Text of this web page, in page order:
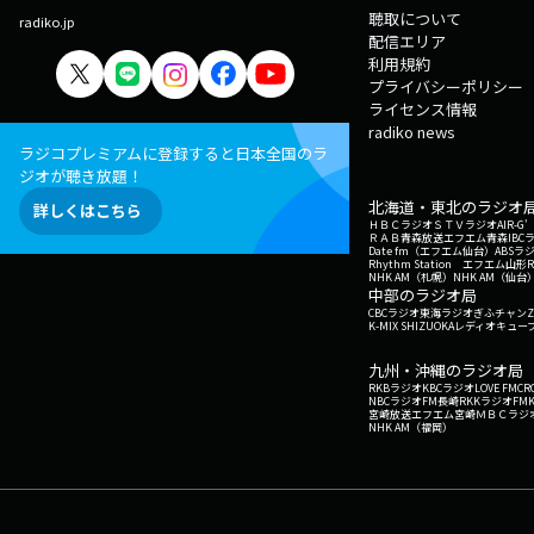
radiko.jp
ラジコプレミアムに登録すると日本全国のラ
ジオが聴き放題！
詳しくはこちら
聴取について
配信エリア
利用規約
プライバシーポリシー
ライセンス情報
radiko news
北海道・東北のラジオ
ＨＢＣラジオＳＴＶラジオAIR-G'
ＲＡＢ青森放送エフエム青森IBC
Date fm（エフエム仙台） ABSラ
Rhythm Station エフエム山形
NHK AM（札幌） NHK AM（仙台
中部のラジオ局
CBCラジオ東海ラジオぎふチャン
K-MIX SHIZUOKAレディオキュー
九州・沖縄のラジオ局
RKBラジオKBCラジオLOVE FM
NBCラジオFM長崎RKKラジオ
宮崎放送エフエム宮崎ＭＢＣラジ
NHK AM（福岡）